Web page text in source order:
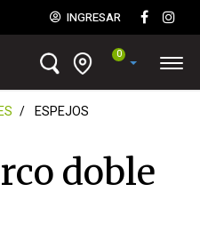
INGRESAR
0
ESPEJOS
doble